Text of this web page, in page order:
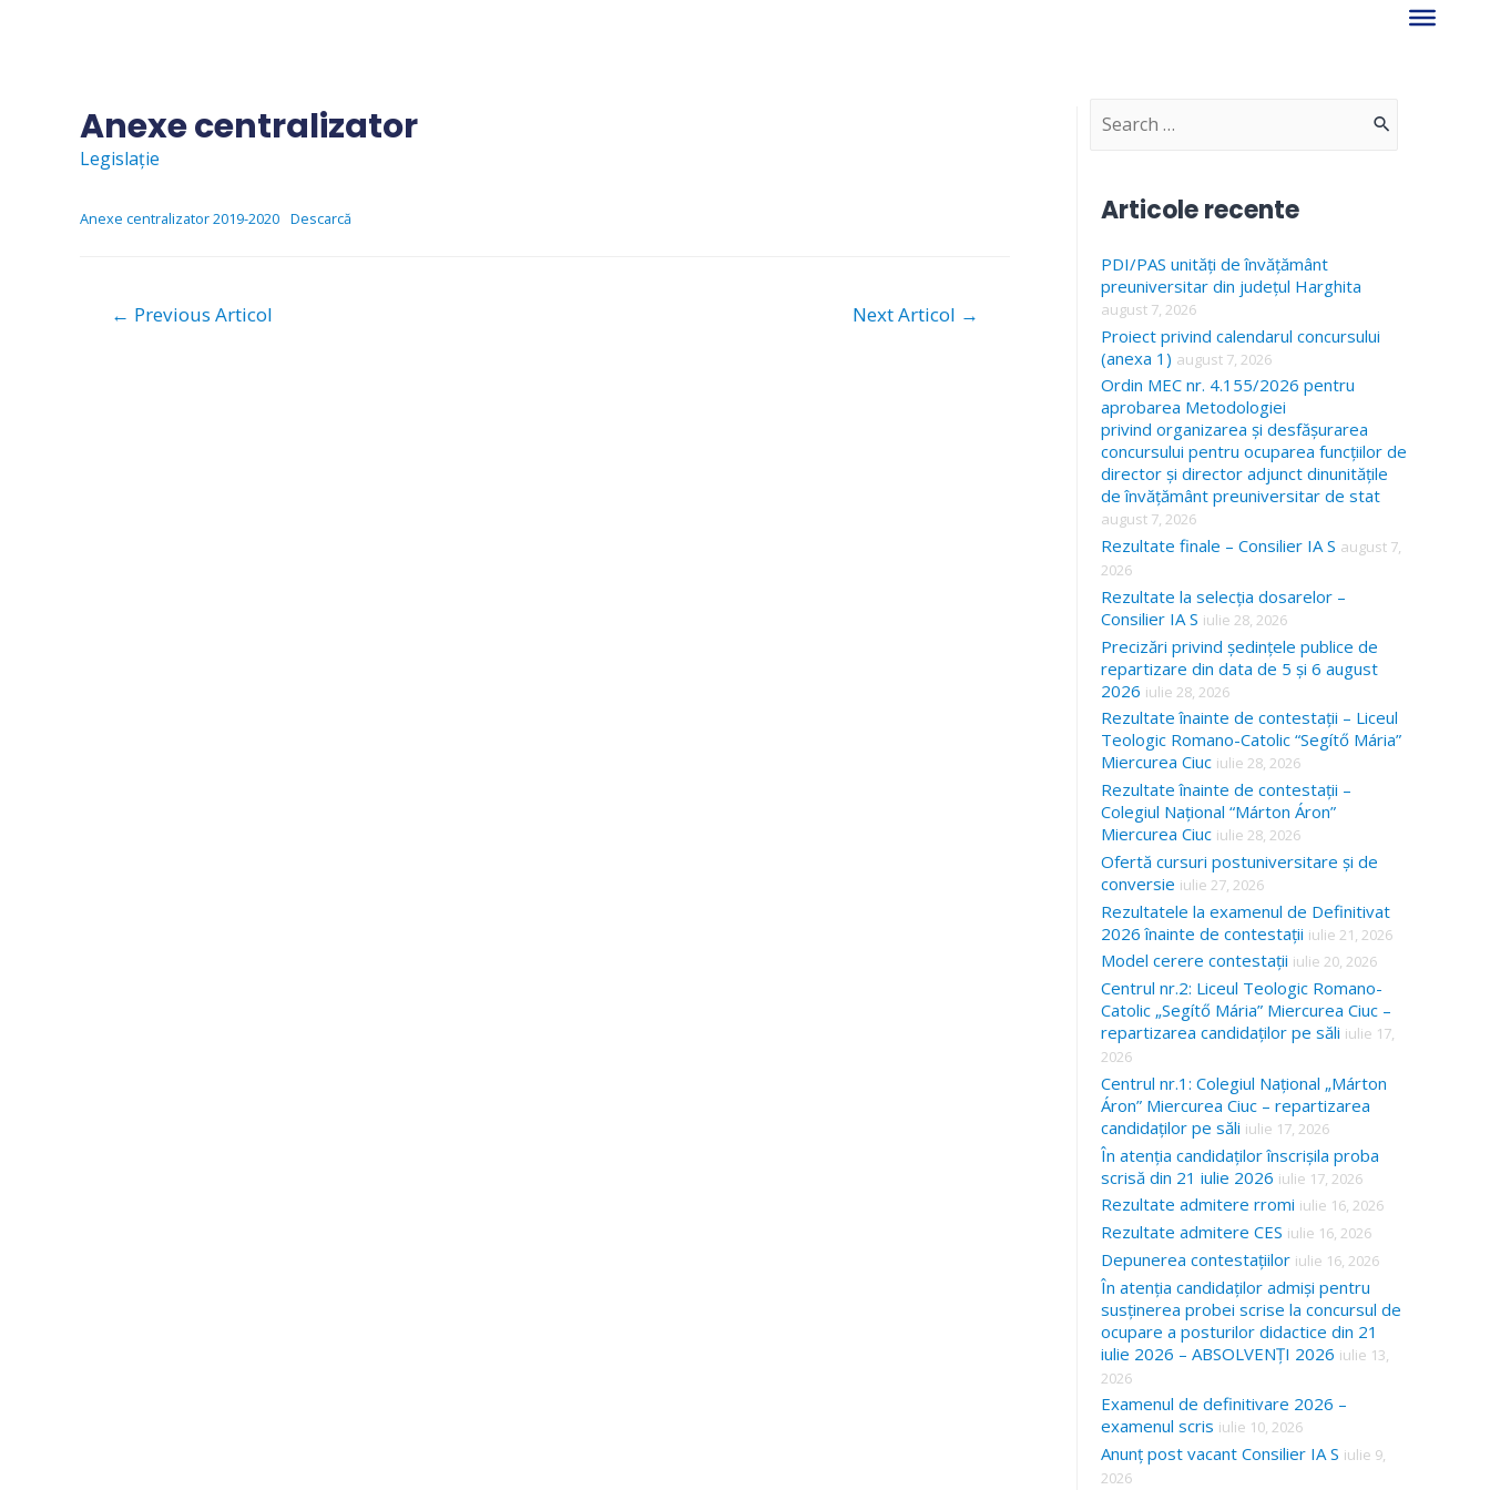
Anexe centralizator
Legislație
Anexe centralizator 2019-2020 Descarcă
Navigare
← Previous Articol Next Articol →
S
c
h
f
o
r
:
Articole recente
PDI/PAS unități de învățământ
preuniversitar din județul Harghita
august 7, 2026
Proiect privind calendarul concursului
(anexa 1) august 7, 2026
Ordin MEC nr. 4.155/2026 pentru
aprobarea Metodologiei
privind organizarea și desfășurarea
concursului pentru ocuparea funcțiilor de
director și director adjunct dinunitățile
de învățământ preuniversitar de stat
august 7, 2026
Rezultate finale – Consilier IA S august 7,
2026
Rezultate la selecția dosarelor –
Consilier IA S iulie 28, 2026
Precizări privind ședințele publice de
repartizare din data de 5 și 6 august
2026 iulie 28, 2026
Rezultate înainte de contestații – Liceul
Teologic Romano-Catolic “Segítő Mária”
Miercurea Ciuc iulie 28, 2026
Rezultate înainte de contestații –
Colegiul Național “Márton Áron”
Miercurea Ciuc iulie 28, 2026
Ofertă cursuri postuniversitare și de
conversie iulie 27, 2026
Rezultatele la examenul de Definitivat
2026 înainte de contestații iulie 21, 2026
Model cerere contestații iulie 20, 2026
Centrul nr.2: Liceul Teologic Romano-
Catolic „Segítő Mária” Miercurea Ciuc –
repartizarea candidaților pe săli iulie 17,
2026
Centrul nr.1: Colegiul Național „Márton
Áron” Miercurea Ciuc – repartizarea
candidaților pe săli iulie 17, 2026
În atenția candidaților înscrișila proba
scrisă din 21 iulie 2026 iulie 17, 2026
Rezultate admitere rromi iulie 16, 2026
Rezultate admitere CES iulie 16, 2026
Depunerea contestațiilor iulie 16, 2026
În atenția candidaților admiși pentru
susținerea probei scrise la concursul de
ocupare a posturilor didactice din 21
iulie 2026 – ABSOLVENȚI 2026 iulie 13,
2026
Examenul de definitivare 2026 –
examenul scris iulie 10, 2026
Anunț post vacant Consilier IA S iulie 9,
2026